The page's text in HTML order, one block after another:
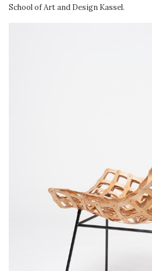
School of Art and Design Kassel.